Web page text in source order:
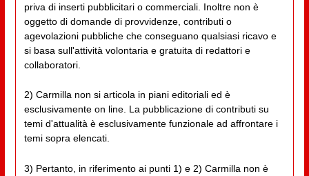
priva di inserti pubblicitari o commerciali. Inoltre non è
oggetto di domande di provvidenze, contributi o
agevolazioni pubbliche che conseguano qualsiasi ricavo e
si basa sull'attività volontaria e gratuita di redattori e
collaboratori.
2) Carmilla non si articola in piani editoriali ed è
esclusivamente on line. La pubblicazione di contributi su
temi d'attualità è esclusivamente funzionale ad affrontare i
temi sopra elencati.
3) Pertanto, in riferimento ai punti 1) e 2) Carmilla non è